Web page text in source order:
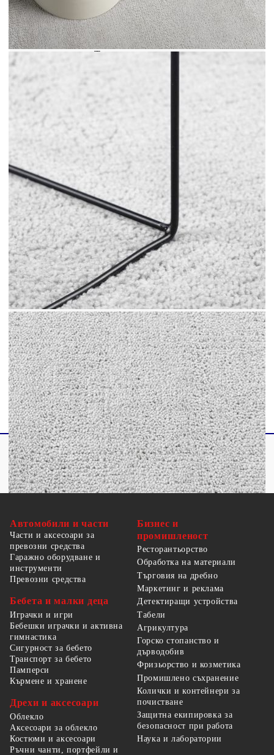
декор с този мек килим. Издръжлив и
безопасен: Този килим е изработен от 100%
полиестер и е тестван за вредни вещества
съгласно STANDARD 100 от OEKO-TEX.Супер
мека текстура: Този килим за пода има меки,
плътни и плоски влакна, които му придават вид
на плюшено мече и уютно, топло усещане.Лесен
за съхранение: Пухкавият килим е сгъваем и
може да се навива за лесно съхранение и
транспорт.Широка гама от приложения: Този
модерен килим е подходящ за различни
интериорни пространства с подово отопление,
включително дневни, спални, коридори и
офиси. Полезно е да знаете:Килимът е сгънат в
кутия за лесно транспортиране. Дайте на
продукта известно време да се изправи и
сплеска.Предупреждение:Не перете, не
избелвайте, не сушете в сушилня и не гладете.
Цвят: Сив
Материал: 100% полиестер
Размери: 140 x 200 см (Ш x Д)
Височина на косъма: 12,5 мм
Общо тегло: 1800 gsm
Подходящ за подово отопление
Тестван за вредни вещества по
STANDARD 100 от OEKO-TEX
Име на гамата: OVIEDO
Автомобили и части
Части и аксесоари за
превозни средства
Гаражно оборудване и
инструменти
Превозни средства
Бебета и малки деца
Играчки и игри
Бебешки играчки и активна
гимнастика
Сигурност за бебето
Транспорт за бебето
Памперси
Кърмене и хранене
Дрехи и аксесоари
Облекло
Аксесоари за облекло
Костюми и аксесоари
Ръчни чанти, портфейли и
Бизнес и
промишленост
Ресторантьорство
Обработка на материали
Търговия на дребно
Маркетинг и реклама
Детектиращи устройства
Табели
Агрикултура
Горско стопанство и
дърводобив
Фризьорство и козметика
Промишлено съхранение
Колички и контейнери за
почистване
Защитна екипировка за
безопасност при работа
Наука и лаборатории